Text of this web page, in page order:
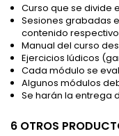
Curso que se divide
Sesiones grabadas
contenido respectivo
Manual del curso
Ejercicios lúdicos
Cada módulo se
Algunos módulos
Se harán la entrega
6 OTROS